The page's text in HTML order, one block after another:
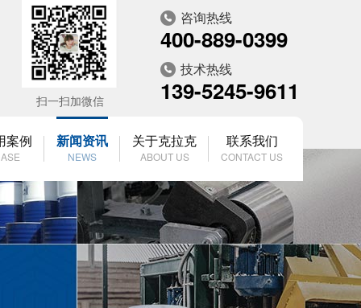
咨询热线
400-889-0399
技术热线
139-5245-9611
扫一扫加微信
案例 新闻资讯
NEWS
关于克拉克
ABOUT US
联系我们
CONTACT US